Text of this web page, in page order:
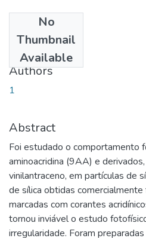
No
Thumbnail
Available
2009-08-26
Authors
1
Abstract
Foi estudado o comportamento
aminoacridina (9AA) e
vinilantraceno, em partículas de
de sílica obtidas
marcadas com corantes
tornou inviável o estudo
irregularidade. Foram